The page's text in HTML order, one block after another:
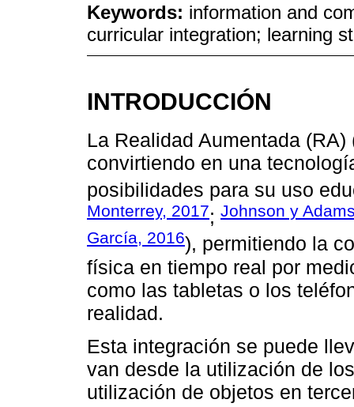
Keywords: information and
curricular integration; learning
INTRODUCCIÓN
La Realidad Aumentada (RA)
convirtiendo en una
posibilidades para su uso
Monterrey, 2017; Johnson y
García, 2016), permitiendo la
física en tiempo real por
como las tabletas o los
realidad.
Esta integración se puede
van desde la utilización de
utilización de objetos en